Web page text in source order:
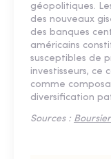
géopolitiques.
des nouveaux
des banques
américains
susceptibles de
investisseurs, ce
comme
diversification
Sources :